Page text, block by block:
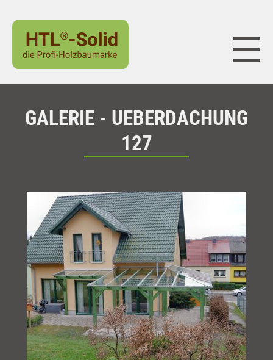
GALERIE - UEBERDACHUNG
127